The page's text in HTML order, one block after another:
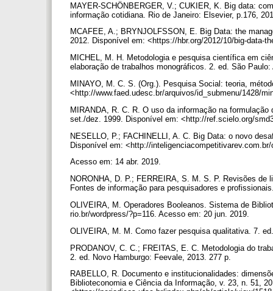
MAYER-SCHÖNBERGER, V.; CUKIER, K. Big data:
informação cotidiana. Rio de Janeiro: Elsevier, p.176,
MCAFEE, A.; BRYNJOLFSSON, E. Big Data: the
2012. Disponível em: <https://hbr.org/2012/10/big-data-
MICHEL, M. H. Metodologia e pesquisa científica em
elaboração de trabalhos monográficos. 2. ed. São
MINAYO, M. C. S. (Org.). Pesquisa Social: teoria,
<http://www.faed.udesc.br/arquivos/id_submenu/1428/
MIRANDA, R. C. R. O uso da informação na
set./dez. 1999. Disponível em: <http://ref.scielo.org/
NESELLO, P.; FACHINELLI, A. C. Big Data: o novo
Disponível em: <http://
Acesso em: 14 abr. 2019.
NORONHA, D. P.; FERREIRA, S. M. S. P. Revisões
Fontes de informação para pesquisadores e
OLIVEIRA, M. Operadores Booleanos. Sistema de
rio.br/wordpress/?p=116. Acesso em: 20 jun. 2019.
OLIVEIRA, M. M. Como fazer pesquisa qualitativa. 7.
PRODANOV, C. C.; FREITAS, E. C. Metodologia do
2. ed. Novo Hamburgo: Feevale, 2013. 277 p.
RABELLO, R. Documento e institucionalidades:
Biblioteconomia e Ciência da Informação, v. 23, n. 51,